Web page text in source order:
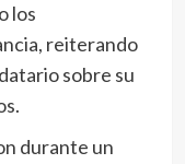
los
reiterando
sobre su
durante un